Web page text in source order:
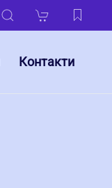
Контакти